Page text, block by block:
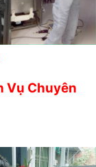
Vụ Chuyên